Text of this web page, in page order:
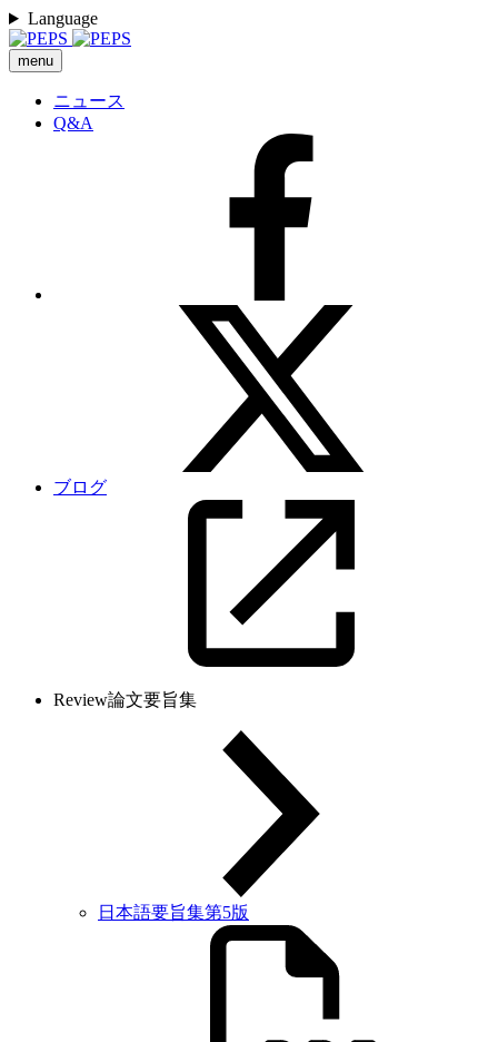
Language
menu
ニュース
Q&A
ブログ
Review論文要旨集
日本語要旨集第5版